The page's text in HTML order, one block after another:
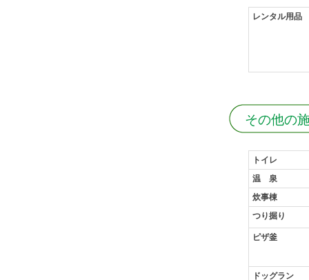
レンタル用品
その他の
トイレ
温 泉
炊事棟
つり掘り
ピザ釜
ドッグラン